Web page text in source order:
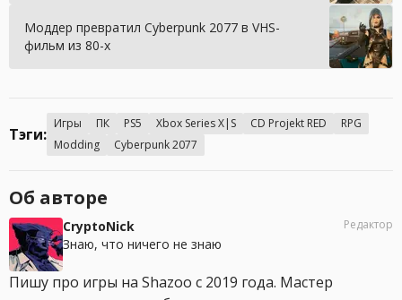
Моддер превратил Cyberpunk 2077 в VHS-
фильм из 80-х
Тэги:
Игры ПК PS5 Xbox Series X|S CD Projekt RED
RPG
Modding
Cyberpunk 2077
Об авторе
CryptoNick
Знаю, что ничего не знаю
Редактор
Пишу про игры на Shazoo с 2019 года. Мастер